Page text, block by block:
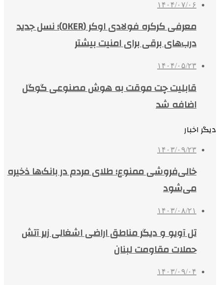
۱۴۰۴/۰۷/۰۶
معرفی کرکره فولادی اوکر (OKER)؛ نسل جدید
درب‌های برقی برای امنیت بیشتر
۱۴۰۴/۰۵/۲۳
قابلیت چت موقت به هوش مصنوعی گوگل
اضافه شد
دیگر اخبار
۱۴۰۳/۰۹/۲۳
خالی‌فروشی ممنوع؛ طلای مردم در بانک‌ها ذخیره
می‌شود
۱۴۰۳/۰۸/۲۱
تل آویو و دیگر مناطق اراضی اشغالی زیر آتش
حملات مقاومت لبنان
۱۴۰۳/۰۹/۰۴